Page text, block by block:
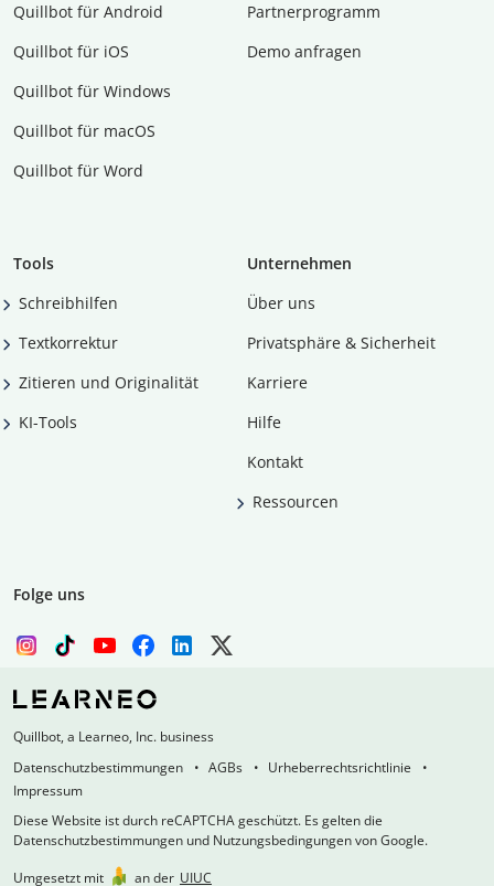
Quillbot für Android
Quillbot für iOS
Quillbot für Windows
Quillbot für macOS
Quillbot für Word
Partnerprogramm
Demo anfragen
Tools
Schreibhilfen
Textkorrektur
Zitieren und Originalität
KI-Tools
Unternehmen
Über uns
Privatsphäre & Sicherheit
Karriere
Hilfe
Kontakt
Ressourcen
Folge uns
Quillbot, a Learneo, Inc. business
Datenschutzbestimmungen
AGBs
Urheberrechtsrichtlinie
Impressum
Diese Website ist durch reCAPTCHA geschützt. Es gelten die
Datenschutzbestimmungen und Nutzungsbedingungen von Google.
Umgesetzt mit
an der UIUC